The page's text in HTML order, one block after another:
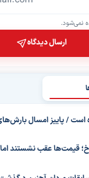
نمی‌شود.
ارسال دیدگاه
است / پاییز امسال
قیمت‌ها عقب نشستند